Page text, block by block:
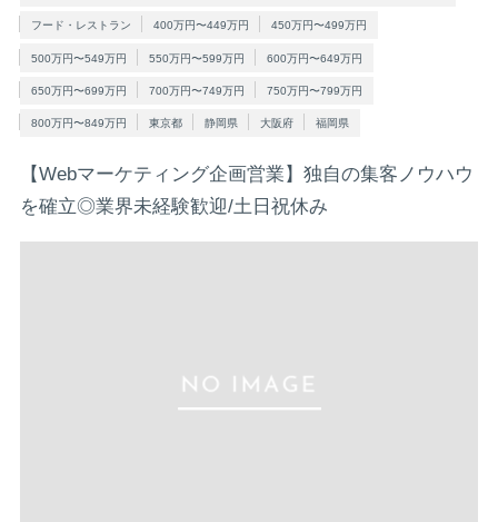
フード・レストラン 400万円〜449万円 450万円〜499万円
500万円〜549万円 550万円〜599万円 600万円〜649万円
650万円〜699万円 700万円〜749万円 750万円〜799万円
800万円〜849万円 東京都 静岡県 大阪府 福岡県
【Webマーケティング企画営業】独自の集客ノウハウ
を確立◎業界未経験歓迎/土日祝休み